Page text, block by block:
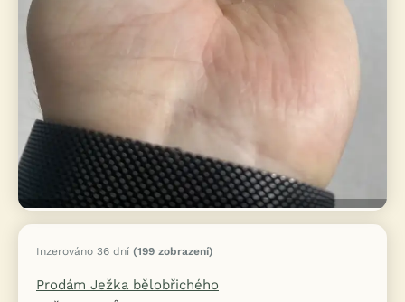
Inzerováno 36 dní (199 zobrazení)
Prodám Ježka bělobřichého